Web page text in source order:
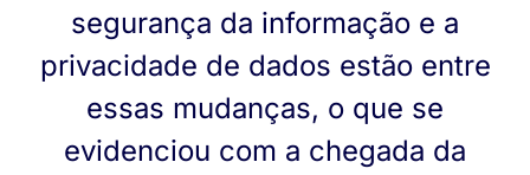
segurança da informação e a
privacidade de dados estão entre
essas mudanças, o que se
evidenciou com a chegada da